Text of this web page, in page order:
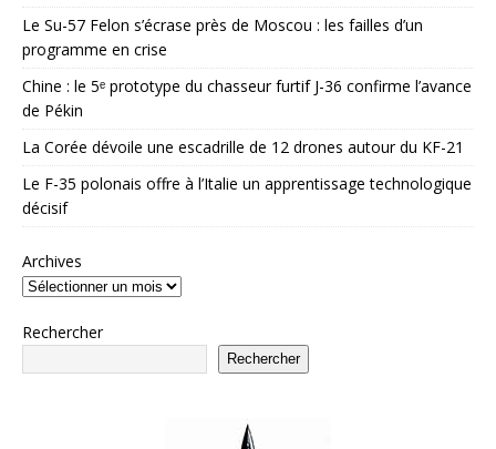
Le Su-57 Felon s’écrase près de Moscou : les failles d’un
programme en crise
Chine : le 5ᵉ prototype du chasseur furtif J-36 confirme l’avance
de Pékin
La Corée dévoile une escadrille de 12 drones autour du KF-21
Le F-35 polonais offre à l’Italie un apprentissage technologique
décisif
Archives
Rechercher
Rechercher